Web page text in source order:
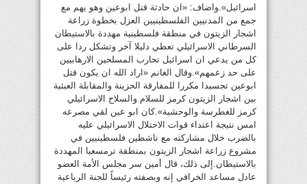
اسرائيل».واضاف: «ان حادثة قتل ابوعين وهو يهم مع
جمع من المدنيين الفلسطينيين العزل بخطوة زراعة
اشجار الزيتون في منطقة فلسطينية مهددة بالاستيطان
السرطاني الاسرائيلي تعطي دليلا آخر وتشكل ردا على
كل من يدعي ان اسرائيل تحارب المسلحين الارهابيين
على حد زعمهم».وقال الغانم «اراد الله ان يكون قتل
ابوعين تجسيدا مكررا للمفارقة الحزينة والمقابلة العبثية
بين اشجار الزيتون كرمز للسلام والسلاح الاسرائيلي
كرمز للغطرسة والوحشية».كان ابو عين لقي مصرعه
امس نتيجة اعتداء قوات الاحتلال الاسرائيلي عليه
بالضرب خلال مشاركته مع ناشطين فلسطينيين في
مشروع زراعة اشجار الزيتون بمنطقة ترمسعيا المهددة
بالاستيطان.إلى ذلك، قال أمين سر مجلس الأمة العضو
عادل مساعد الخرافي إنه وبصفته رئيساً للجنة الرباعية